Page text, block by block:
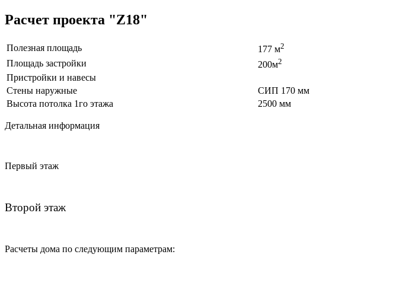
Расчет проекта "Z18"
Полезная площадь 177 м2
Площадь застройки
200м2
Пристройки и навесы
Стены наружные
СИП 170 мм
Высота потолка 1го этажа
2500 мм
Детальная информация
Первый этаж
Второй этаж
Расчеты дома по следующим параметрам: